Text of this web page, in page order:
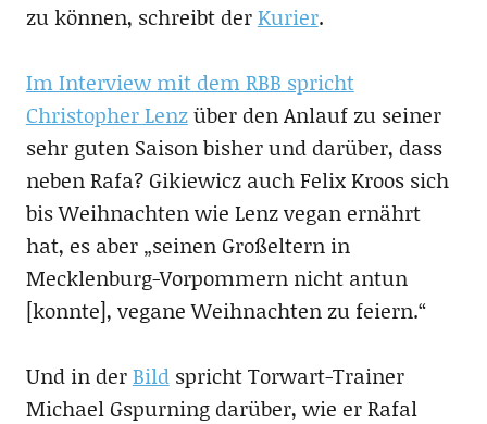
zu können, schreibt derKurier.
Im Interview mit dem RBB spricht
Christopher Lenzüber den Anlauf zu seiner
sehr guten Saison bisher und darüber, dass
neben Rafa? Gikiewicz auch Felix Kroos sich
bis Weihnachten wie Lenz vegan ernährt
hat, es aber „seinen Großeltern in
Mecklenburg-Vorpommern nicht antun
[konnte], vegane Weihnachten zu feiern.“
Und in derBildspricht Torwart-Trainer
Michael Gspurning darüber, wie er Rafal